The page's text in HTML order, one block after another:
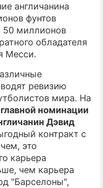
ПРОИСШЕСТВИЯ
СОННИК
СТИЛЬ ЖИЗНИ
ИГРЫ
ПРЕСС-РЕЛИЗЫ
О ПРОЕКТЕ
англичанина
фунтов
50 миллионов
обладателя
Месси.
ревизию
мира. На
номинации
Дэвид
контракт с
это
карьера
чем карьера
"Барселоны",